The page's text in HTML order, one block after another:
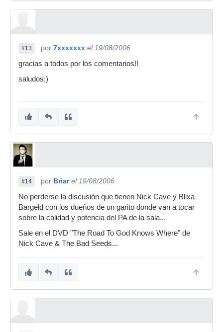
#13 por 7xxxxxxx el 19/08/2006
gracias a todos por los comentarios!!
saludos;)
#14 por Briar el 19/08/2006
No perderse la discusión que tienen Nick Cave y Blixa
Bargeld con los dueños de un garito donde van a tocar
sobre la calidad y potencia del PA de la sala...
Sale en el DVD "The Road To God Knows Where" de
Nick Cave & The Bad Seeds...